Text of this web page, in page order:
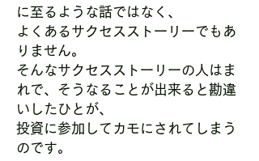
に至るような話ではなく、
よくあるサクセスストーリーでもあ
りません。
そんなサクセスストーリーの人はま
れで、そうなることが出来ると勘違
いしたひとが、
投資に参加してカモにされてしまう
のです。